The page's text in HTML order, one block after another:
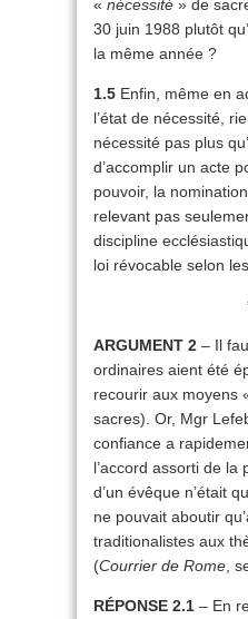
« nécessité » de
30 juin 1988 plutôt
la même année ?
1.5 Enfin, même en
l’état de nécessité,
nécessité pas plus
d’accomplir un acte
pouvoir, la
relevant pas
discipline
loi révocable selon
ARGUMENT 2 – Il
ordinaires aient été
recourir aux moyens
sacres). Or, Mgr
confiance a
l’accord assorti de la
d’un évêque n’était
ne pouvait aboutir
traditionalistes aux
(Courrier de Rome ,
RÉPONSE 2.1 – En